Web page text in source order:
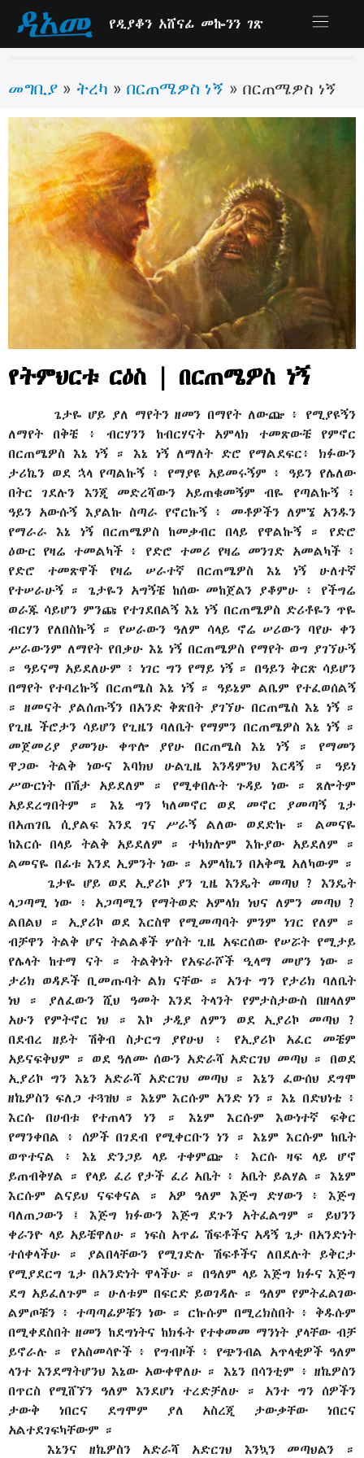
የዲያቆን አሸናፊ መኰንን ገጽ
መግቢያ » ትረካ » በርጠሜዎስ ነኝ » በርጠሜዎስ ነኝ
የትምህርቱ ርዕስ | በርጠሜዎስ ነኝ
ጌታዬ ሆይ ያለ ማየትን ዘመን በማየት ለውጬ ፥ የሚያዩኝን
ለማየት በቅቼ ፥ ብርሃንን ከብርሃናት አምላክ ተመጽውቼ የምኖር
በርጠሜዎስ እኔ ነኝ ። እኔ ነኝ ለማለት ድሮ የማልደፍር፥ ክፉውን
ታሪኬን ወደ ኋላ የጣልኩኝ ፥ የማያዩ አይመሩኝም ፥ ዓይን የሌለው
በትር ገደሉን እንጂ መድረሻውን አይጠቁመኝም ብዬ የጣልኩኝ ፥
ዓይን አውሱኝ እያልኩ ስጣራ የኖርኩኝ ፥ መቶዎችን ለምኜ አንዱን
የማራራ እኔ ነኝ በርጠሜዎስ ከመቃብር በላይ የዋልኩኝ ። የድሮ
ዕውር የዛሬ ተመልካች ፥ የድሮ ተመሪ የዛሬ መንገድ አመልካች ፥
የድሮ ተመጽዋች የዛሬ ሠራተኛ በርጠሜዎስ እኔ ነኝ ሁለተኛ
የተሠራሁኝ ። ጌታዬን አግኝቼ ከሰው መከጀልን ያቆምሁ ፥ የችግሬ
ወራጁ ሳይሆን ምንጩ የተገደበልኝ እኔ ነኝ በርጠሜዎስ ድሪቶዬን ጥዬ
ብርሃን የለበስኩኝ ። የሠራውን ዓለም ሳላይ ኖሬ ሠሪውን ባየሁ ቀን
ሥራውንም ለማየት የበቃሁ እኔ ነኝ በርጠሜዎስ የማየት ወግ ያገኘሁኝ
። ዓይናማ አይደለሁም ፥ ነገር ግን የማይ ነኝ ። በዓይን ቅርጽ ሳይሆን
በማየት የተባረኩኝ በርጠሜስ እኔ ነኝ ። ዓይኔም ልቤም የተፈወሰልኝ
። ዘመናት ያልሰጡኝን በአንድ ቅጽበት ያገኘሁ በርጠሜስ እኔ ነኝ ።
የጊዜ ችሮታን ሳይሆን የጊዜን ባለቤት የማምን በርጠሜዎስ እኔ ነኝ ።
መጀመሪያ ያመንሁ ቀጥሎ ያየሁ በርጠሜስ እኔ ነኝ ። የማመን
ዋጋው ትልቅ ነውና እባክህ ሁልጊዜ እንዳምንህ እርዳኝ ። ዓይነ
ሥውርነት በሽታ አይደለም ። የሚቀበሉት ጉዳይ ነው ። ጸሎትም
አይደረግበትም ። እኔ ግን ካለመኖር ወደ መኖር ያመጣኝ ጌታ
በአጠገቤ ሲያልፍ እንደ ገና ሥራኝ ልለው ወደድኩ ። ልመናዬ
ከእርሱ በላይ ትልቅ አይደለም ። ተካክሎም እኩያው አይደለም ።
ልመናዬ በፊቱ እንደ ኢምንት ነው ። አምላኬን በአቅሜ አለካውም ።
ጌታዬ ሆይ ወደ ኢያሪኮ ያን ጊዜ እንዴት መጣህ ? እንዴት
ላጋጣሚ ነው ፥ አጋጣሚን የማትወድ አምላክ ነህና ለምን መጣህ ?
ልበልህ ። ኢያሪኮ ወደ እርስዋ የሚመጣባት ምንም ነገር የለም ።
ብቻዋን ትልቅ ሆና ትልልቆች ሦስት ጊዜ አፍርሰው የሠሯት የሚታይ
የሌላት ከተማ ናት ። ትልቅነት የአፍራሾች ዒላማ መሆን ነው ።
ታሪክ ወዳዶች ቢመጡባት ልክ ናቸው ። አንተ ግን የታሪክ ባለቤት
ነህ ። ያለፈውን ሺህ ዓመት እንደ ትላንት የምታስታውስ በዘላለም
አሁን የምትኖር ነህ ። እኮ ታዲያ ለምን ወደ ኢያሪኮ መጣህ ?
በደብረ ዘይት ሽቅብ ስታርግ ያየሁህ ፥ የኢያሪኮ አፈር መቼም
አይናፍቅህም ። ወደ ዓለሙ ሰውን አድራሻ አድርገህ መጣህ ። በወደ
ኢያሪኮ ግን እኔን አድራሻ አድርገህ መጣህ ። እኔን ፈውሰህ ደግሞ
ዘኬዎስን ፍለጋ ተጓዝህ ። እኔም እርሱም አንድ ነን ። እኔ በድህነቴ ፥
እርሱ በሀብቱ የተጠላን ነን ። እኔም እርሱም እውነተኛ ፍቅር
የማንቀበል ፥ ሰዎች በገደብ የሚቀርቡን ነን ። እኔም እርሱም ከቤት
ወጥተናል ፥ እኔ ድንጋይ ላይ ተቀምጬ ፥ እርሱ ዛፍ ላይ ሆኖ
ይጠብቅሃል ። የላይ ፈሪ የታች ፈሪ አቤት ፥ አቤት ይልሃል ። እኔም
እርሱም ልናይህ ናፍቀናል ። አዎ ዓለም እጅግ ድሃውን ፥ እጅግ
ባለጠጋውን ፤ እጅግ ክፉውን እጅግ ደጉን አትፈልግም ። ይህንን
ቀራንዮ ላይ አይቼዋለሁ ። ነፍስ አጥፊ ሽፍቶችና አዳኝ ጌታ በአንድነት
ተሰቀላችሁ ። ያልበላቸውን የሚገድሉ ሽፍቶችና ለበደሉት ይቅርታ
የሚያደርግ ጌታ በአንድነት ዋላችሁ ። በዓለም ላይ እጅግ ክፉና እጅግ
ደግ አይፈለጉም ። ሁለቱም በፍርድ ይወገዳሉ ። ዓለም የምትፈልገው
ልምጦቹን ፥ ተጣጣፊዎቹን ነው ። ርኩሱም በሚረክስበት ፥ ቅዱሱም
በሚቀደስበት ዘመን ከደግነትና ከክፋት የተቀመመ ማንነት ያላቸው ብቻ
ይኖራሉ ። የአስመሳዮች ፥ የግብዞች ፥ የጭንብል አጥላቂዎች ዓለም
ላንተ እንደማትሆንህ እኔው አውቀዋለሁ ። እኔን በሳንቲም ፥ ዘኬዎስን
በጥርስ የሚሸኘን ዓለም እንደሆነ ተረድቻለሁ ። አንተ ግን ሰዎችን
ታውቅ ነበርና ደግሞም ያለ አስረጂ ታውቃቸው ነበርና
አልተደገፍካቸውም ።
እኔንና ዘኬዎስን አድራሻ አድርገህ እንኳን መጣህልን ።